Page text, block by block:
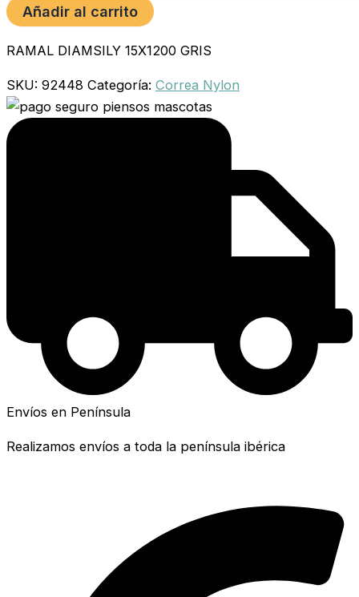
Añadir al carrito
RAMAL DIAMSILY 15X1200 GRIS
SKU: 92448 Categoría: Correa Nylon
Envíos en Península
Realizamos envíos a toda la península ibérica